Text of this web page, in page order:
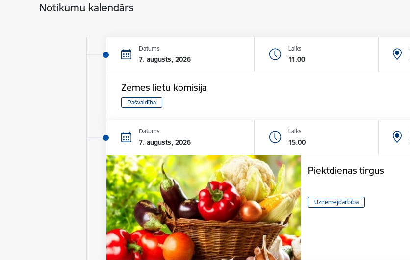
Notikumu kalendārs
Datums
7. augusts, 2026
Laiks
11.00
Zemes lietu komisija
Pašvaldība
Datums
7. augusts, 2026
Laiks
15.00
Piektdienas tirgus
Uzņēmējdarbība